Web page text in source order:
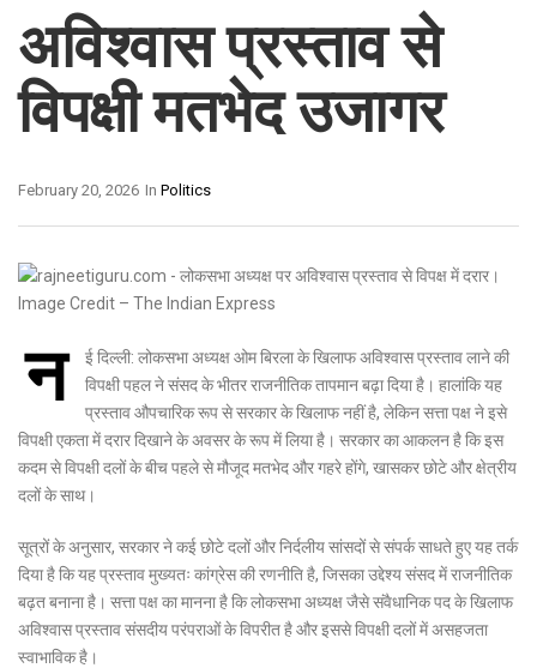
अविश्वास प्रस्ताव से
विपक्षी मतभेद उजागर
In Politics
February 20, 2026
न ई दिल्ली: लोकसभा अध्यक्षओम बिरलाके खिलाफ अविश्वास प्रस्ताव लाने की
विपक्षी पहल ने संसद के भीतर राजनीतिक तापमान बढ़ा दिया है। हालांकि यह
प्रस्ताव औपचारिक रूप से सरकार के खिलाफ नहीं है, लेकिन सत्ता पक्ष ने इसे
विपक्षी एकता में दरार दिखाने के अवसर के रूप में लिया है। सरकार का आकलन है कि इस
कदम से विपक्षी दलों के बीच पहले से मौजूद मतभेद और गहरे होंगे, खासकर छोटे और क्षेत्रीय
दलों के साथ।
सूत्रों के अनुसार, सरकार ने कई छोटे दलों और निर्दलीय सांसदों से संपर्क साधते हुए यह तर्क
दिया है कि यह प्रस्ताव मुख्यतः कांग्रेस की रणनीति है, जिसका उद्देश्य संसद में राजनीतिक
बढ़त बनाना है। सत्ता पक्ष का मानना है कि लोकसभा अध्यक्ष जैसे संवैधानिक पद के खिलाफ
अविश्वास प्रस्ताव संसदीय परंपराओं के विपरीत है और इससे विपक्षी दलों में असहजता
स्वाभाविक है।